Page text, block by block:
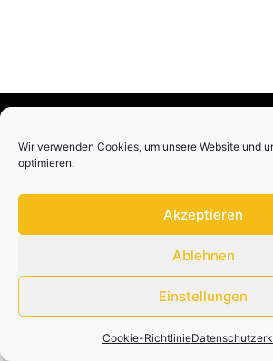
Wir verwenden Cookies, um unsere Website und
optimieren.
Akzeptieren
Ablehnen
Einstellungen
Cookie-Richtlinie
Datenschutzerklärung